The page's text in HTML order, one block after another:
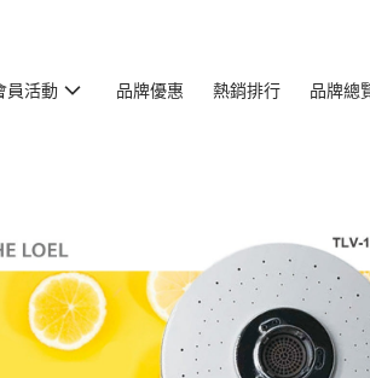
員活動 品牌優惠 熱銷排行 品牌總